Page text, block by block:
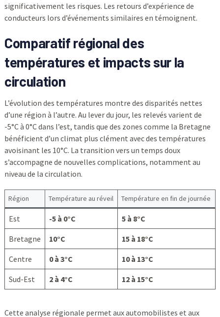
significativement les risques. Les retours d’expérience de
conducteurs lors d’événements similaires en témoignent.
Comparatif régional des
températures et impacts sur la
circulation
L’évolution des températures montre des disparités nettes
d’une région à l’autre. Au lever du jour, les relevés varient de
-5°C à 0°C dans l’est, tandis que des zones comme la Bretagne
bénéficient d’un climat plus clément avec des températures
avoisinant les 10°C. La transition vers un temps doux
s’accompagne de nouvelles complications, notamment au
niveau de la circulation.
Région Température au réveil Température en fin de journée
Est -5 à 0°C 5 à 8°C
Bretagne 10°C 15 à 18°C
Centre 0 à 3°C 10 à 13°C
Sud-Est 2 à 4°C 12 à 15°C
Cette analyse régionale permet aux automobilistes et aux